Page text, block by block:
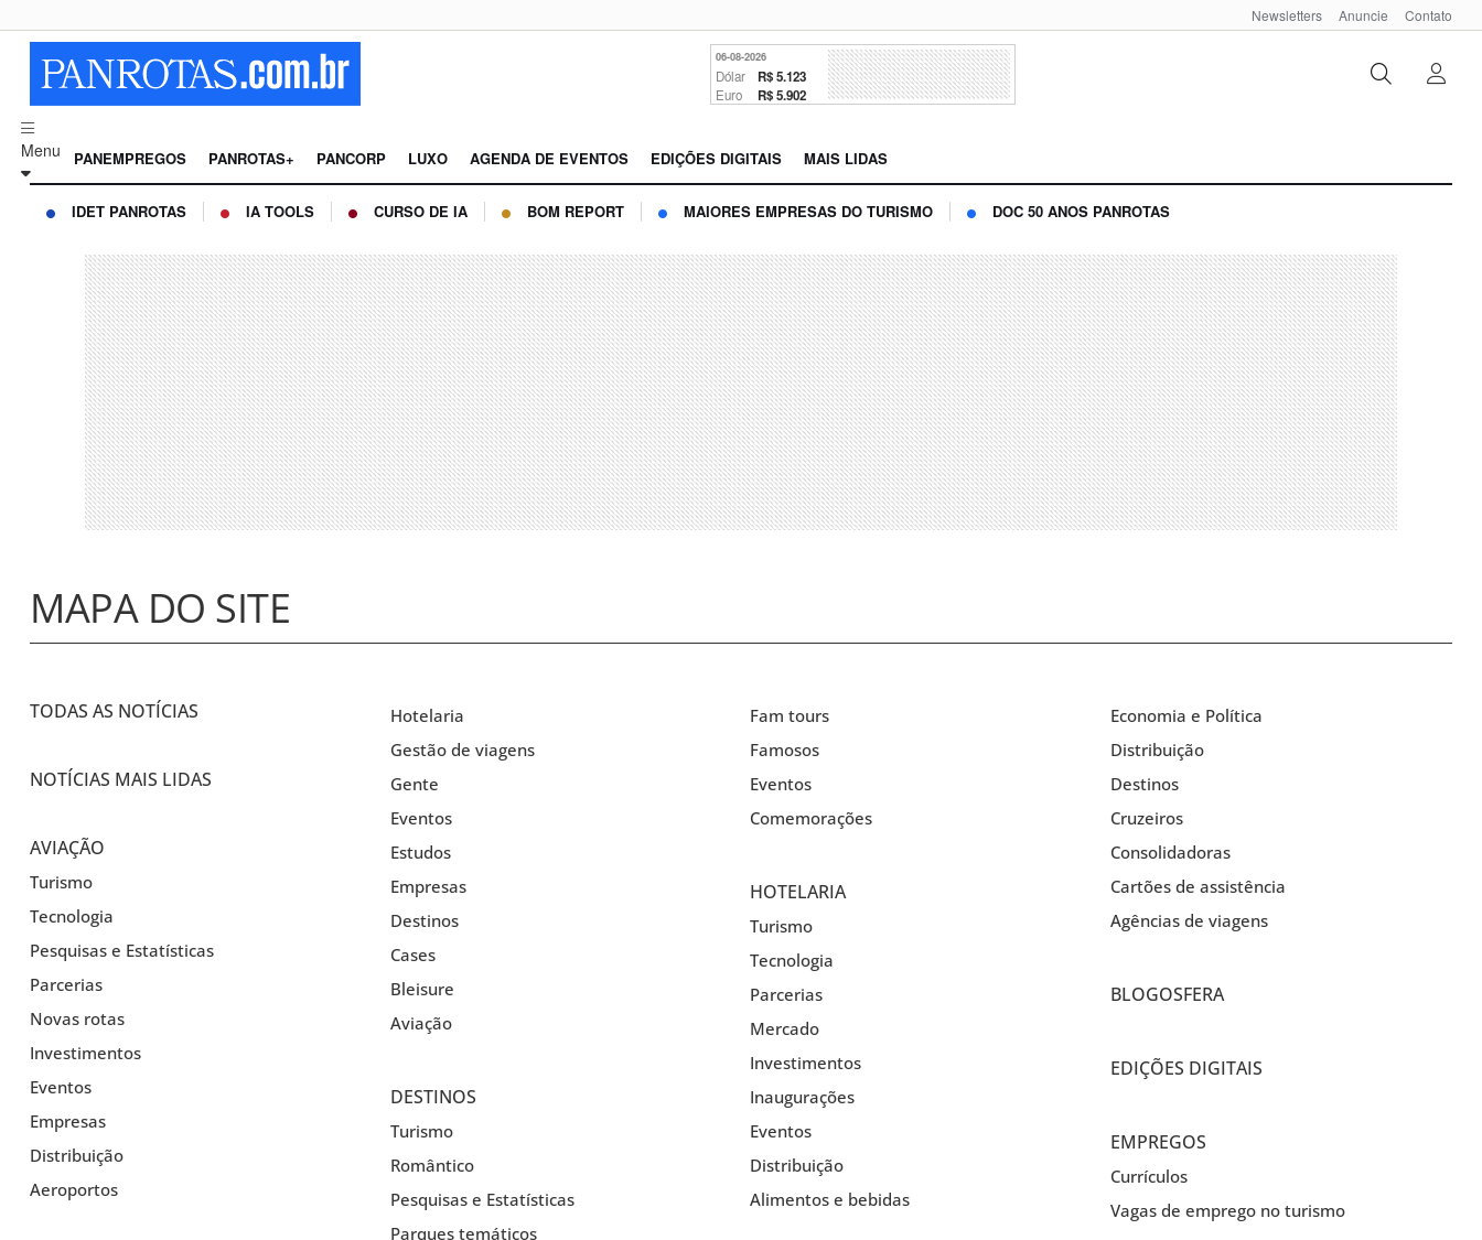
Newsletters Anuncie Contato
06-08-2026
Dólar R$ 5.123
Euro R$ 5.902
Menu PANEMPREGOS PANROTAS+ PANCORP LUXO AGENDA DE EVENTOS EDIÇÕES DIGITAIS MAIS LIDAS
IDET PANROTAS IA TOOLS CURSO DE IA BOM REPORT MAIORES EMPRESAS DO TURISMO DOC 50 ANOS PANROTAS
MAPA DO SITE
TODAS AS NOTÍCIAS
NOTÍCIAS MAIS LIDAS
AVIAÇÃO
Turismo
Tecnologia
Pesquisas e Estatísticas
Parcerias
Novas rotas
Investimentos
Eventos
Empresas
Distribuição
Aeroportos
Hotelaria
Gestão de viagens
Gente
Eventos
Estudos
Empresas
Destinos
Cases
Bleisure
Aviação
DESTINOS
Turismo
Romântico
Pesquisas e Estatísticas
Parques temáticos
Fam tours
Famosos
Eventos
Comemorações
HOTELARIA
Turismo
Tecnologia
Parcerias
Mercado
Investimentos
Inaugurações
Eventos
Distribuição
Alimentos e bebidas
Economia e Política
Distribuição
Destinos
Cruzeiros
Consolidadoras
Cartões de assistência
Agências de viagens
BLOGOSFERA
EDIÇÕES DIGITAIS
EMPREGOS
Currículos
Vagas de emprego no turismo